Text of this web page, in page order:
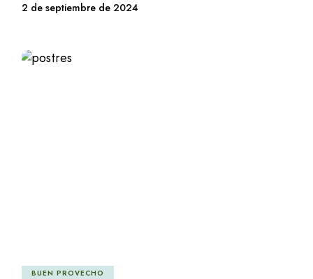
2 de septiembre de 2024
BUEN PROVECHO